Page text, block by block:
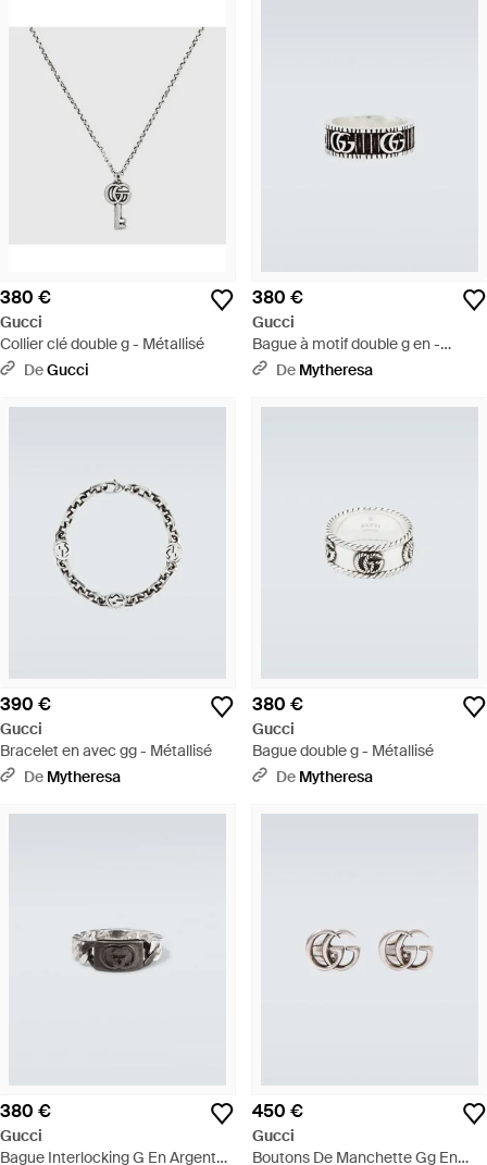
380 €
Gucci
Collier clé double g - Métallisé
DeGucci
380 €
Gucci
Bague à motif double g en -
Métallisé
De Mytheresa
390 €
Gucci
Bracelet en avec gg - Métallisé
De Mytheresa
380 €
Gucci
Bague double g - Métallisé
De Mytheresa
380 €
Gucci
Bague Interlocking G En Argent
450 €
Gucci
Boutons De Manchette Gg En